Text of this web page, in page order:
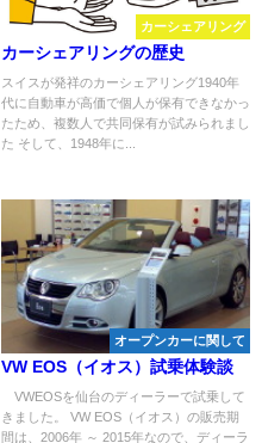
カーシェアリング
カーシェアリングの歴史
スイスが発祥のカーシェアリング1940年
代に自動車が高価で個人が保有できなかっ
たため、複数人で共同保有が試みられまし
た そして、1948年に...
オープンカーに関して
VW EOS（イオス）試乗体験談
VWEOSを仙台のディーラーで試乗して
きました。 VW EOS（イオス）の販売期
間は、2006年 ～ 2015年なので、ディーラ